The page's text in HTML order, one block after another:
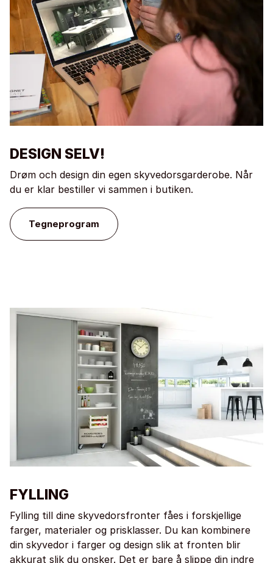
DESIGN SELV!
Drøm och design din egen skyvedorsgarderobe. Når
du er klar bestiller vi sammen i butiken.
Tegneprogram
FYLLING
Fylling till dine skyvedorsfronter fåes i forskjellige
farger, materialer og prisklasser. Du kan kombinere
din skyvedor i farger og design slik at fronten blir
akkurat slik du onsker. Det er bare å slippe din indre